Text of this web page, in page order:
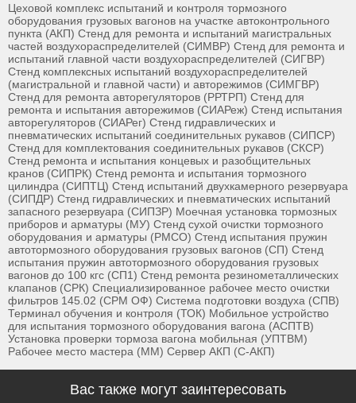
Цеховой комплекс испытаний и контроля тормозного
оборудования грузовых вагонов на участке автоконтрольного
пункта (АКП) Стенд для ремонта и испытаний магистральных
частей воздухораспределителей (СИМВР) Стенд для ремонта и
испытаний главной части воздухораспределителей (СИГВР)
Стенд комплексных испытаний воздухораспределителей
(магистральной и главной части) и авторежимов (СИМГВР)
Стенд для ремонта авторегуляторов (РРТРП) Стенд для
ремонта и испытания авторежимов (СИАРеж) Стенд испытания
авторегуляторов (СИАРег) Стенд гидравлических и
пневматических испытаний соединительных рукавов (СИПСР)
Стенд для комплектования соединительных рукавов (СКСР)
Стенд ремонта и испытания концевых и разобщительных
кранов (СИПРК) Стенд ремонта и испытания тормозного
цилиндра (СИПТЦ) Стенд испытаний двухкамерного резервуара
(СИПДР) Стенд гидравлических и пневматических испытаний
запасного резервуара (СИПЗР) Моечная установка тормозных
приборов и арматуры (МУ) Стенд сухой очистки тормозного
оборудования и арматуры (РМСО) Стенд испытания пружин
автотормозного оборудования грузовых вагонов (СП) Стенд
испытания пружин автотормозного оборудования грузовых
вагонов до 100 кгс (СП1) Стенд ремонта резинометаллических
клапанов (СРК) Специализированное рабочее место очистки
фильтров 145.02 (СРМ ОФ) Система подготовки воздуха (СПВ)
Терминал обучения и контроля (ТОК) Мобильное устройство
для испытания тормозного оборудования вагона (АСПТВ)
Установка проверки тормоза вагона мобильная (УПТВМ)
Рабочее место мастера (ММ) Сервер АКП (С-АКП)
Вас также могут заинтересовать